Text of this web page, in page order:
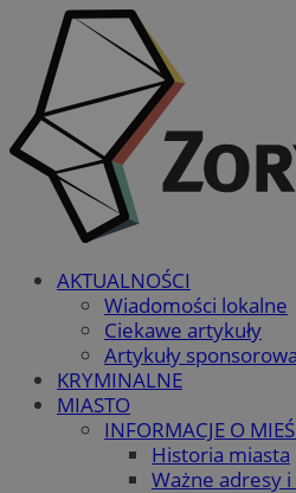
AKTUALNOŚCI
Wiadomości lokalne
Ciekawe artykuły
Artykuły
KRYMINALNE
MIASTO
INFORMACJE O
Historia miasta
Ważne adresy